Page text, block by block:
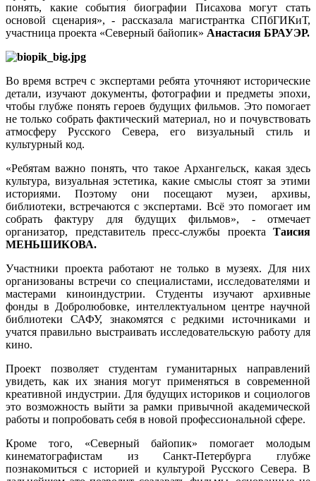
понять, какие события биографии Писахова могут стать
основой сценария», - рассказала магистрантка СПбГИКиТ,
участница проекта «Северный байопик» Анастасия БРАУЭР.
Во время встреч с экспертами ребята уточняют исторические
детали, изучают документы, фотографии и предметы эпохи,
чтобы глубже понять героев будущих фильмов. Это помогает
не только собрать фактический материал, но и почувствовать
атмосферу Русского Севера, его визуальный стиль и
культурный код.
«Ребятам важно понять, что такое Архангельск, какая здесь
культура, визуальная эстетика, какие смыслы стоят за этими
историями. Поэтому они посещают музеи, архивы,
библиотеки, встречаются с экспертами. Всё это помогает им
собрать фактуру для будущих фильмов», - отмечает
организатор, представитель пресс-службы проекта Таисия
МЕНЬШИКОВА.
Участники проекта работают не только в музеях. Для них
организованы встречи со специалистами, исследователями и
мастерами киноиндустрии. Студенты изучают архивные
фонды в Добролюбовке, интеллектуальном центре научной
библиотеки САФУ, знакомятся с редкими источниками и
учатся правильно выстраивать исследовательскую работу для
кино.
Проект позволяет студентам гуманитарных направлений
увидеть, как их знания могут применяться в современной
креативной индустрии. Для будущих историков и социологов
это возможность выйти за рамки привычной академической
работы и попробовать себя в новой профессиональной сфере.
Кроме того, «Северный байопик» помогает молодым
кинематографистам из Санкт-Петербурга глубже
познакомиться с историей и культурой Русского Севера. В